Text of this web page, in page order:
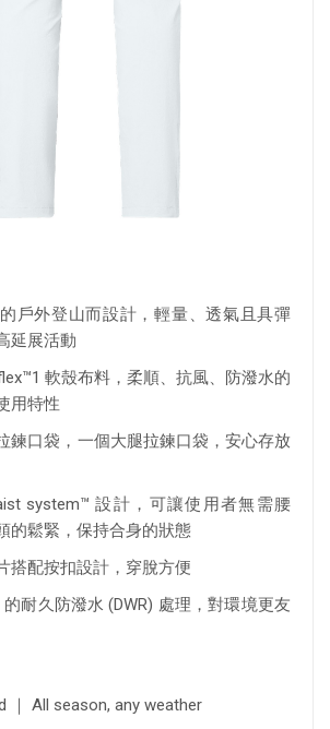
戶外登山而設計，輕量、透氣且具彈
延展活動
軟殼布料，柔順、抗風、防潑水的
用特性
鍊口袋，一個大腿拉鍊口袋，安心存放
system™ 設計，可讓使用者無需腰
的鬆緊，保持合身的狀態
搭配按扣設計，穿脫方便
的耐久防潑水 (DWR) 處理，對環境更友
｜ All season, any weather